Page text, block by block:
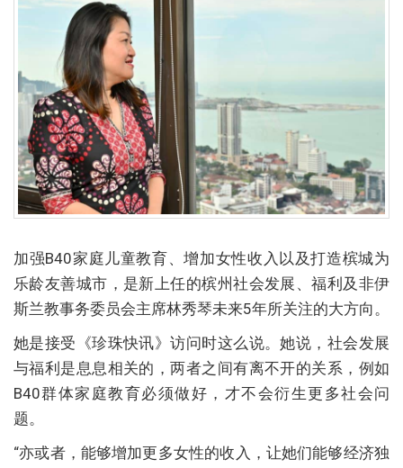
加强B40家庭儿童教育、增加女性收入以及打造槟城为
乐龄友善城市，是新上任的槟州社会发展、福利及非伊
斯兰教事务委员会主席林秀琴未来5年所关注的大方向。
她是接受《珍珠快讯》访问时这么说。她说，社会发展
与福利是息息相关的，两者之间有离不开的关系，例如
B40群体家庭教育必须做好，才不会衍生更多社会问
题。
“亦或者，能够增加更多女性的收入，让她们能够经济独